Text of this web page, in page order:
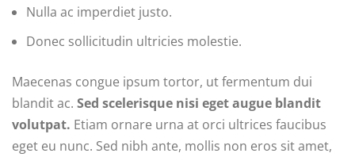
Nulla ac imperdiet justo.
Donec sollicitudin ultricies molestie.
Maecenas congue ipsum tortor, ut fermentum dui
blandit ac. Sed scelerisque nisi eget augue blandit
volutpat. Etiam ornare urna at orci ultrices faucibus
eget eu nunc. Sed nibh ante, mollis non eros sit amet,